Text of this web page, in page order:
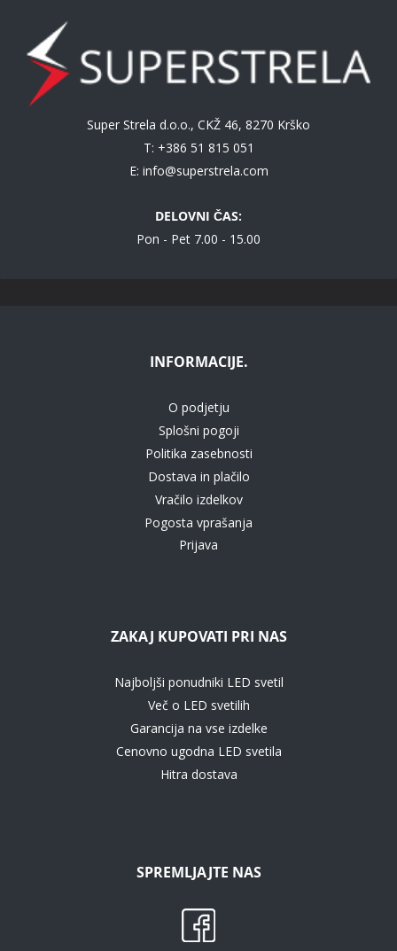
Super Strela d.o.o., CKŽ 46, 8270 Krško
T: +386 51 815 051
E: info@superstrela.com
DELOVNI ČAS:
Pon - Pet 7.00 - 15.00
INFORMACIJE.
O podjetju
Splošni pogoji
Politika zasebnosti
Dostava in plačilo
Vračilo izdelkov
Pogosta vprašanja
Prijava
ZAKAJ KUPOVATI PRI NAS
Najboljši ponudniki LED svetil
Več o LED svetilih
Garancija na vse izdelke
Cenovno ugodna LED svetila
Hitra dostava
SPREMLJAJTE NAS